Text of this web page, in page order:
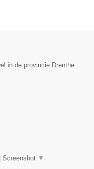
in de provincie Drenthe.
Screenshot ▼